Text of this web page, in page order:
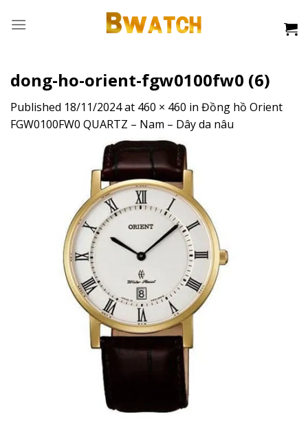
dong-ho-orient-fgw0100fw0 (6)
Published 18/11/2024at 460 × 460 in Đồng hồ Orient
FGW0100FW0 QUARTZ – Nam – Dây da nâu